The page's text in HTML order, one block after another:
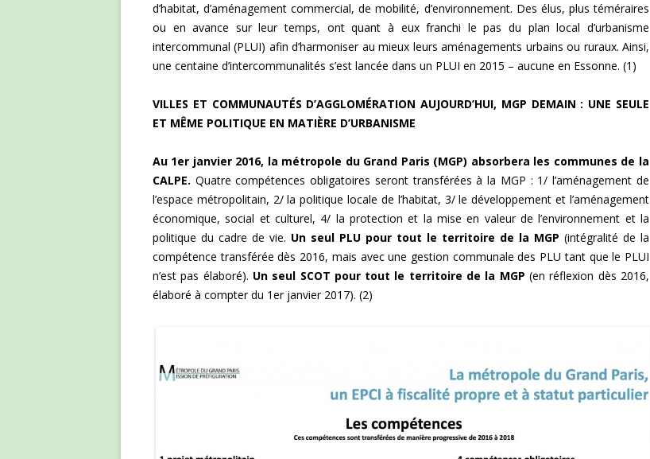
d’habitat, d’aménagement commercial, de mobilité, d’environnement. Des élus, plus téméraires
ou en avance sur leur temps, ont quant à eux franchi le pas du plan local d’urbanisme
intercommunal (PLUI) afin d’harmoniser au mieux leurs aménagements urbains ou ruraux. Ainsi,
une centaine d’intercommunalités s’est lancée dans un PLUI en 2015 – aucune en Essonne. (1)
VILLES ET COMMUNAUTÉS D’AGGLOMÉRATION AUJOURD’HUI, MGP DEMAIN : UNE SEULE
ET MÊME POLITIQUE EN MATIÈRE D’URBANISME
Au 1er janvier 2016, la métropole du Grand Paris (MGP) absorbera les communes de la
CALPE. Quatre compétences obligatoires seront transférées à la MGP : 1/ l’aménagement de
l’espace métropolitain, 2/ la politique locale de l’habitat, 3/ le développement et l’aménagement
économique, social et culturel, 4/ la protection et la mise en valeur de l’environnement et la
politique du cadre de vie. Un seul PLU pour tout le territoire de la MGP (intégralité de la
compétence transférée dès 2016, mais avec une gestion communale des PLU tant que le PLUI
n’est pas élaboré). Un seul SCOT pour tout le territoire de la MGP (en réflexion dès 2016,
élaboré à compter du 1er janvier 2017). (2)